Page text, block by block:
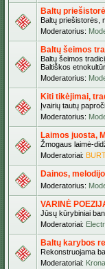
Baltų
Baltų priešistorės,
Moderatorius:
Baltų šeimos
Baltų šeimos
Baltiškos
Moderatorius:
Kiti tikėjimai,
Įvairių tautų
Moderatorius:
Laimos juosta,
Žmogaus laimė-
Moderatoriai:
Dainos,
Moderatorius:
VARINĖ
Jūsų kūrybiniai
Moderatoriai:
Baltų karybos
Rekonstruojama
Moderatoriai: